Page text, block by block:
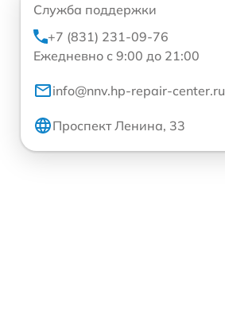
Служба поддержки
+7 (831) 231-09-76
Ежедневно с 9:00 до 21:00
info@nnv.hp-repair-center.ru
Проспект Ленина, 33